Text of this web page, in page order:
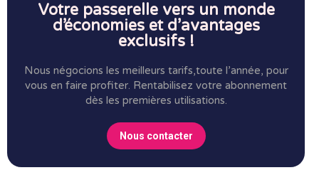
Votre passerelle vers un monde
d’économies et d’avantages
exclusifs !
Nous négocions les meilleurs tarifs,toute l’année, pour
vous en faire profiter. Rentabilisez votre abonnement
dès les premières utilisations.
Nous contacter